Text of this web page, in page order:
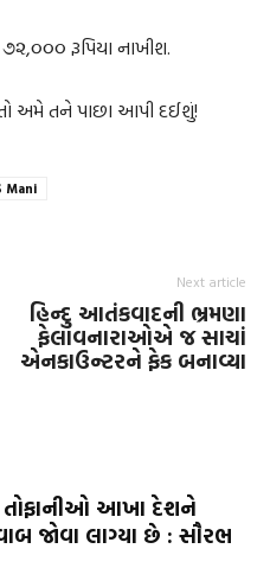
૭૨,૦૦૦ રૂપિયા નાખીશ.
અમે તને પાછા આપી દઈશું!
Mani
Next article
હિન્દુ આતંકવાદની ભ્રમણા
ફેલાવનારાઓએ જ સાચાં
એનકાઉન્ટરને ફેક બનાવ્યા
તોફાનીઓ આખા દેશને
જોવા લાગ્યા છે : સૌરભ